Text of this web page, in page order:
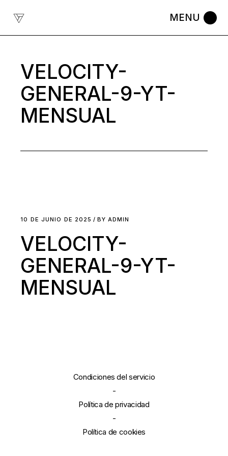
VELOCITY-
GENERAL-9-YT-
MENSUAL
10 DE JUNIO DE 2025 BY ADMIN
VELOCITY-
GENERAL-9-YT-
MENSUAL
Condiciones del servicio
-
Política de privacidad
-
Política de cookies